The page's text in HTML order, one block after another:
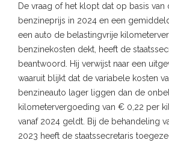
De vraag of het klopt dat op basis van
benzineprijs in 2024 en een
een auto de belastingvrije
benzinekosten dekt, heeft de
beantwoord. Hij verwijst naar een
waaruit blijkt dat de variabele kosten
benzineauto lager liggen dan de
kilometervergoeding van € 0,22 per
vanaf 2024 geldt. Bij de behandeling
2023 heeft de staatssecretaris